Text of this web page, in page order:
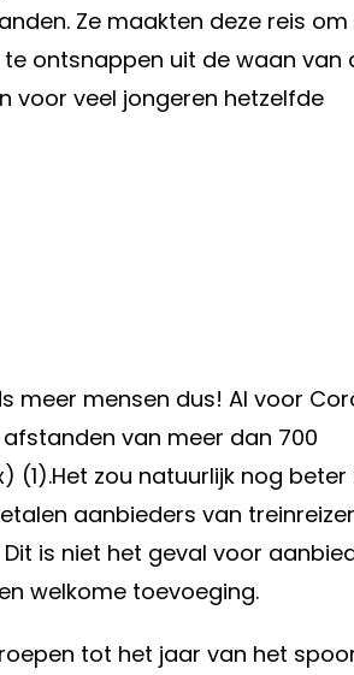
Ze maakten deze reis om
ontsnappen uit de waan van
voor veel jongeren hetzelfde
meer mensen dus! Al voor
van meer dan 700
(1).Het zou natuurlijk nog beter
aanbieders van
is niet het geval voor
welkome toevoeging.
tot het jaar van het